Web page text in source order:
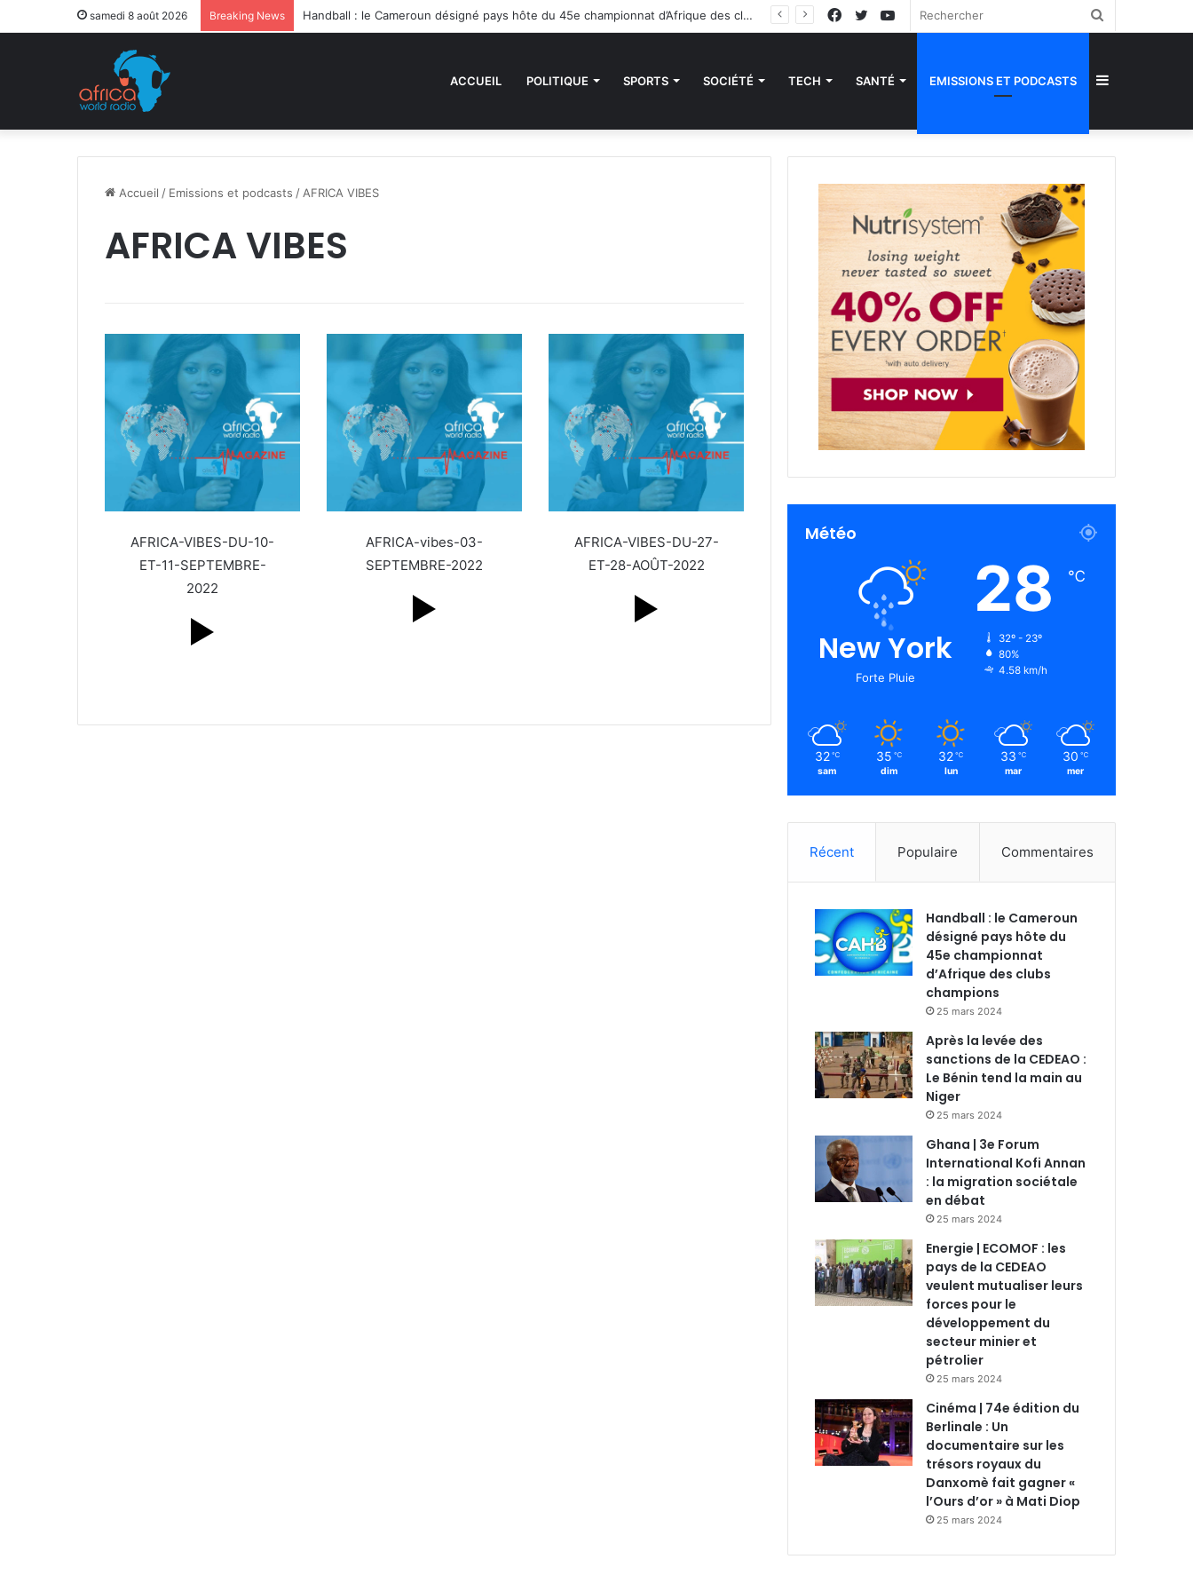
samedi 8 août 2026 Breaking News Handball : le Cameroun désigné pays hôte du 45e championnat d’Afrique des clubs champions YouTube
Twitter
Facebook
ACCUEIL POLITIQUE SPORTS SOCIÉTÉ TECH SANTÉ EMISSIONS ET PODCASTS
Accueil / Emissions et podcasts / AFRICA VIBES
AFRICA VIBES
AFRICA-VIBES-DU-10-
ET-11-SEPTEMBRE-
2022
AFRICA-vibes-03-
SEPTEMBRE-2022
AFRICA-VIBES-DU-27-
ET-28-AOÛT-2022
Météo
New York
Forte Pluie
28 ℃
32º - 23º
80%
4.58 km/h
32 ℃
sam
35 ℃
dim
32 ℃
lun
33 ℃
mar
30 ℃
mer
Récent Populaire Commentaires
Handball : le Cameroun
désigné pays hôte du
45e championnat
d’Afrique des clubs
champions
25 mars 2024
Après la levée des
sanctions de la CEDEAO :
Le Bénin tend la main au
Niger
25 mars 2024
Ghana | 3e Forum
International Kofi Annan
: la migration sociétale
en débat
25 mars 2024
Energie | ECOMOF : les
pays de la CEDEAO
veulent mutualiser leurs
forces pour le
développement du
secteur minier et
pétrolier
25 mars 2024
Cinéma | 74e édition du
Berlinale : Un
documentaire sur les
trésors royaux du
Danxomè fait gagner «
l’Ours d’or » à Mati Diop
25 mars 2024